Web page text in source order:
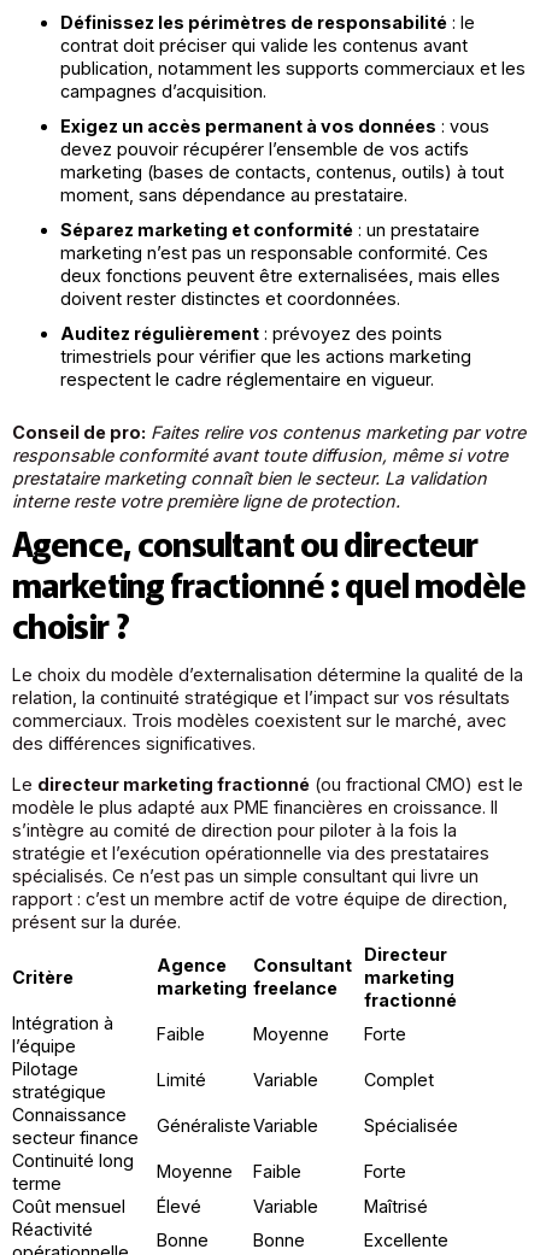
Définissez les périmètres de responsabilité : le
contrat doit préciser qui valide les contenus avant
publication, notamment les supports commerciaux et les
campagnes d’acquisition.
Exigez un accès permanent à vos données : vous
devez pouvoir récupérer l’ensemble de vos actifs
marketing (bases de contacts, contenus, outils) à tout
moment, sans dépendance au prestataire.
Séparez marketing et conformité : un prestataire
marketing n’est pas un responsable conformité. Ces
deux fonctions peuvent être externalisées, mais elles
doivent rester distinctes et coordonnées.
Auditez régulièrement : prévoyez des points
trimestriels pour vérifier que les actions marketing
respectent le cadre réglementaire en vigueur.
Conseil de pro: Faites relire vos contenus marketing par votre
responsable conformité avant toute diffusion, même si votre
prestataire marketing connaît bien le secteur. La validation
interne reste votre première ligne de protection.
Agence, consultant ou directeur
marketing fractionné : quel modèle
choisir ?
Le choix du modèle d’externalisation détermine la qualité de la
relation, la continuité stratégique et l’impact sur vos résultats
commerciaux. Trois modèles coexistent sur le marché, avec
des différences significatives.
Le directeur marketing fractionné (ou fractional CMO) est le
modèle le plus adapté aux PME financières en croissance. Il
s’intègre au comité de direction pour piloter à la fois la
stratégie et l’exécution opérationnelle via des prestataires
spécialisés. Ce n’est pas un simple consultant qui livre un
rapport : c’est un membre actif de votre équipe de direction,
présent sur la durée.
Critère
Agence
marketing
Consultant
freelance
Directeur
marketing
fractionné
Intégration à
l’équipe
Faible Moyenne
Forte
Pilotage
stratégique
Limité Variable
Complet
Connaissance
secteur finance
GénéralisteVariable
Spécialisée
Continuité long
terme
Moyenne Faible
Forte
Coût mensuel
Élevé Variable
Maîtrisé
Réactivité
Bonne Bonne Excellente